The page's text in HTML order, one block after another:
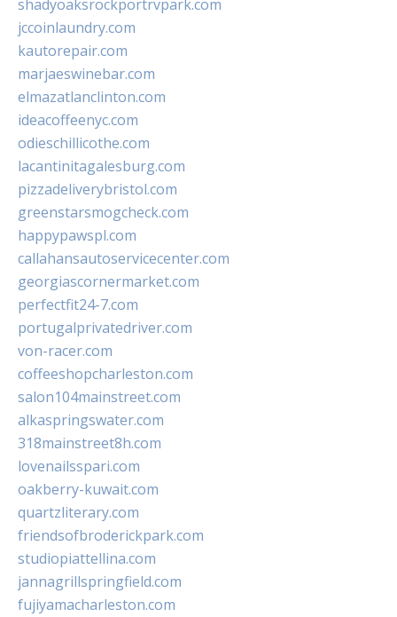
shadyoaksrockportrvpark.com
jccoinlaundry.com
kautorepair.com
marjaeswinebar.com
elmazatlanclinton.com
ideacoffeenyc.com
odieschillicothe.com
lacantinitagalesburg.com
pizzadeliverybristol.com
greenstarsmogcheck.com
happypawspl.com
callahansautoservicecenter.com
georgiascornermarket.com
perfectfit24-7.com
portugalprivatedriver.com
von-racer.com
coffeeshopcharleston.com
salon104mainstreet.com
alkaspringswater.com
318mainstreet8h.com
lovenailsspari.com
oakberry-kuwait.com
quartzliterary.com
friendsofbroderickpark.com
studiopiattellina.com
jannagrillspringfield.com
fujiyamacharleston.com